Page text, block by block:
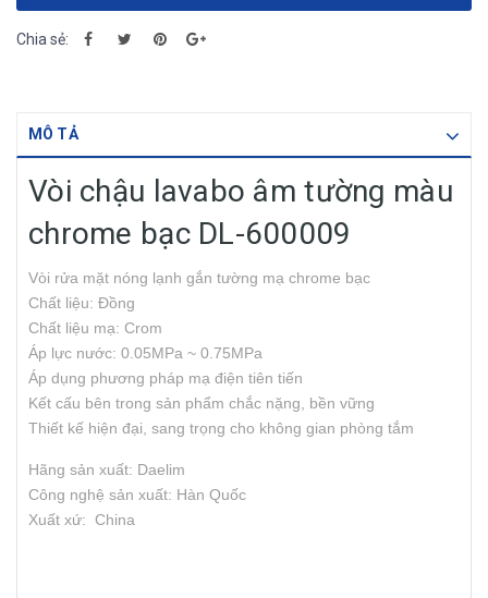
Chia sẻ:
MÔ TẢ
Vòi chậu lavabo âm tường màu
chrome bạc DL-600009
Vòi rửa mặt nóng lạnh gắn tường mạ chrome bạc
Chất liệu: Đồng
Chất liệu mạ: Crom
Áp lực nước: 0.05MPa ~ 0.75MPa
Áp dụng phương pháp mạ điện tiên tiến
Kết cấu bên trong sản phẩm chắc nặng, bền vững
Thiết kế hiện đại, sang trọng cho không gian phòng tắm
Hãng sản xuất: Daelim
Công nghệ sản xuất: Hàn Quốc
Xuất xứ: China